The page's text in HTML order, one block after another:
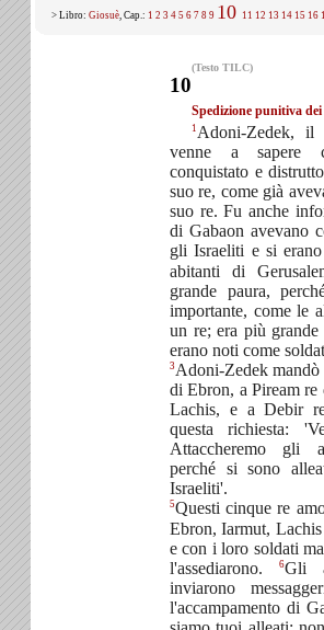
> Libro: Giosuè, Cap.: 1 2 3 4 5 6 7 8 9 10 11 12 13 14 15 16
(Testo TILC)
10
Spedizione punitiva
1 Adoni-Zedek, il
venne a sapere
conquistato e
suo re, come già
suo re. Fu anche
di Gabaon avevano
gli Israeliti e si
abitanti di
grande paura,
importante, come le
un re; era più
erano noti come
3 Adoni-Zedek mandò
di Ebron, a Piream
Lachis, e a Debir
questa richiesta:
Attaccheremo gli
perché si sono
Israeliti'.
5Questi cinque re
Ebron, Iarmut,
e con i loro soldati
l'assediarono.
6Gli
inviarono
l'accampamento di